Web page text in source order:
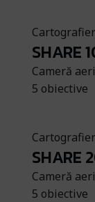
SHARE
Cameră
5 obiective
SHARE
Cameră
5 obiective